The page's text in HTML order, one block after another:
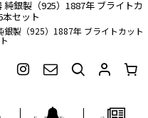
銀製（925）1887年 ブライトカ
セット
銀製（925）1887年 ブライトカット